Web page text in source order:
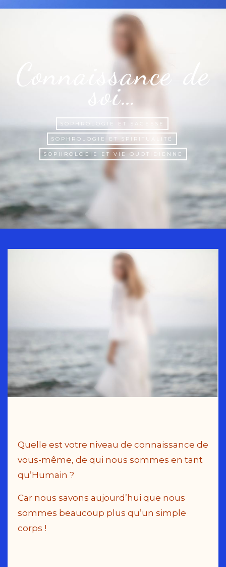
Connaissance de
soi…
SOPHROLOGIE ET SAGESSE
SOPHROLOGIE ET SPIRITUALITÉ
SOPHROLOGIE ET VIE QUOTIDIENNE
Quelle est votre niveau de connaissance de
vous-même, de qui nous sommes en tant
qu’Humain ?
Car nous savons aujourd’hui que nous
sommes beaucoup plus qu’un simple
corps !